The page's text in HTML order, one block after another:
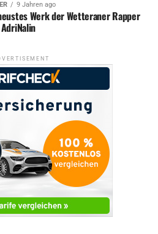
9 Jahren ago
Werk der Wetteraner Rapper